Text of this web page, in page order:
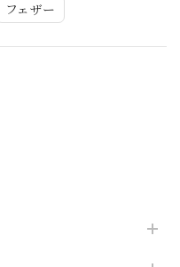
フェザー